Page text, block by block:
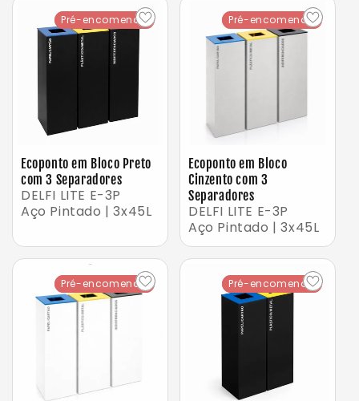
Pré-encomenda
Ecoponto em Bloco Preto
com 3 Separadores
DELFI LITE E-3P
Aço Pintado | 3x45L
Pré-encomenda Pré-encomenda
Ecoponto em Bloco
Cinzento com 3
Separadores
DELFI LITE E-3P
Aço Pintado | 3x45L
Pré-encomenda
Pré-encomenda
Pré-encomenda Pré-encomenda
Pré-encomenda